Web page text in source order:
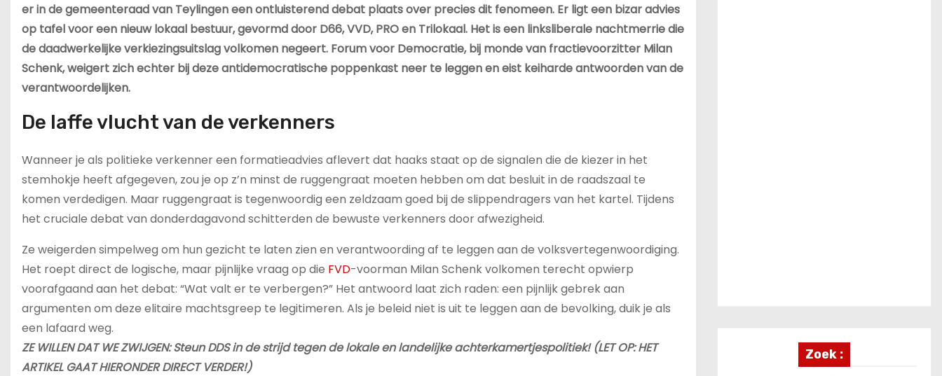
er in de gemeenteraad van Teylingen een ontluisterend debat plaats over precies dit fenomeen. Er ligt een bizar advies
op tafel voor een nieuw lokaal bestuur, gevormd door D66, VVD, PRO en Trilokaal. Het is een linksliberale nachtmerrie die
de daadwerkelijke verkiezingsuitslag volkomen negeert. Forum voor Democratie, bij monde van fractievoorzitter Milan
Schenk, weigert zich echter bij deze antidemocratische poppenkast neer te leggen en eist keiharde antwoorden van de
verantwoordelijken.
De laffe vlucht van de verkenners
Wanneer je als politieke verkenner een formatieadvies aflevert dat haaks staat op de signalen die de kiezer in het
stemhokje heeft afgegeven, zou je op z’n minst de ruggengraat moeten hebben om dat besluit in de raadszaal te
komen verdedigen. Maar ruggengraat is tegenwoordig een zeldzaam goed bij de slippendragers van het kartel. Tijdens
het cruciale debat van donderdagavond schitterden de bewuste verkenners door afwezigheid.
Ze weigerden simpelweg om hun gezicht te laten zien en verantwoording af te leggen aan de volksvertegenwoordiging.
Het roept direct de logische, maar pijnlijke vraag op die FVD-voorman Milan Schenk volkomen terecht opwierp
voorafgaand aan het debat: “Wat valt er te verbergen?” Het antwoord laat zich raden: een pijnlijk gebrek aan
argumenten om deze elitaire machtsgreep te legitimeren. Als je beleid niet is uit te leggen aan de bevolking, duik je als
een lafaard weg.
ZE WILLEN DAT WE ZWIJGEN: Steun DDS in de strijd tegen de lokale en landelijke achterkamertjespolitiek! (LET OP: HET
ARTIKEL GAAT HIERONDER DIRECT VERDER!)
Zoek :